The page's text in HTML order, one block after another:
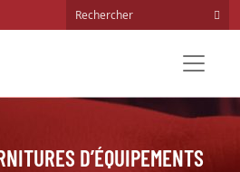
D’ÉQUIPEMENTS